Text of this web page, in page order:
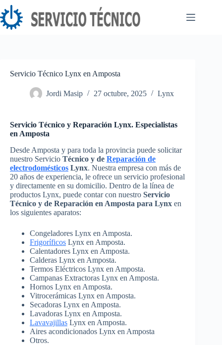
Saltar
al
contenido
Servicio Técnico Lynx en Amposta
Jordi Masip 27 octubre, 2025 Lynx
Servicio Técnico y Reparación Lynx. Especialistas
en Amposta
Desde Amposta y para toda la provincia puede solicitar
nuestro Servicio Técnico y de Reparación de
electrodomésticos Lynx. Nuestra empresa con más de
20 años de experiencia, le ofrece un servicio profesional
y directamente en su domicilio. Dentro de la línea de
productos Lynx, puede contar con nuestro Servicio
Técnico y de Reparación en Amposta para Lynx en
los siguientes aparatos:
Congeladores Lynx en Amposta.
Frigoríficos Lynx en Amposta.
Calentadores Lynx en Amposta.
Calderas Lynx en Amposta.
Termos Eléctricos Lynx en Amposta.
Campanas Extractoras Lynx en Amposta.
Hornos Lynx en Amposta.
Vitrocerámicas Lynx en Amposta.
Secadoras Lynx en Amposta.
Lavadoras Lynx en Amposta.
Lavavajillas Lynx en Amposta.
Aires acondicionados Lynx en Amposta
Otros.